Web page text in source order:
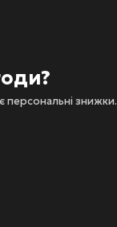
персональні знижки.